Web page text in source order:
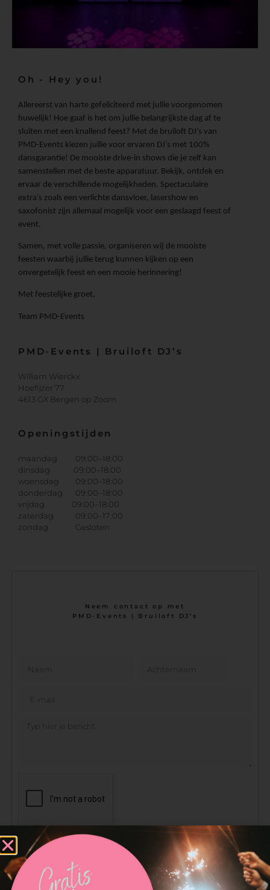
Oh - Hey you!
Allereerst van harte gefeliciteerd met jullie voorgenomen
huwelijk! Hoe gaaf is het om jullie belangrijkste dag af te
sluiten met een knallend feest? Met de bruiloft DJ’s van
PMD-Events kiezen jullie voor ervaren DJ’s met 100%
dansgarantie! De mooiste drive-in shows die je zelf kan
samenstellen met de beste apparatuur. Bekijk, ontdek en
ervaar de verschillende mogelijkheden. Spectaculaire
extra’s zoals een verlichte dansvloer, lasershow en
saxofonist zijn allemaal mogelijk voor een geslaagd feest of
event.
Samen, met volle passie, organiseren wij de mooiste
feesten waarbij jullie terug kunnen kijken op een
onvergetelijk feest en een mooie herinnering!
Met feestelijke groet,
Team PMD-Events
PMD-Events | Bruiloft DJ’s
William Wierckx
Hoefijzer 77
4613 GX Bergen op Zoom
Openingstijden
maandag 09:00–18:00
dinsdag 09:00–18:00
woensdag 09:00–18:00
donderdag 09:00–18:00
vrijdag 09:00–18:00
zaterdag 09:00–17:00
zondag Gesloten
Neem contact op met
PMD-Events | Bruiloft DJ’s
VERSTUREN